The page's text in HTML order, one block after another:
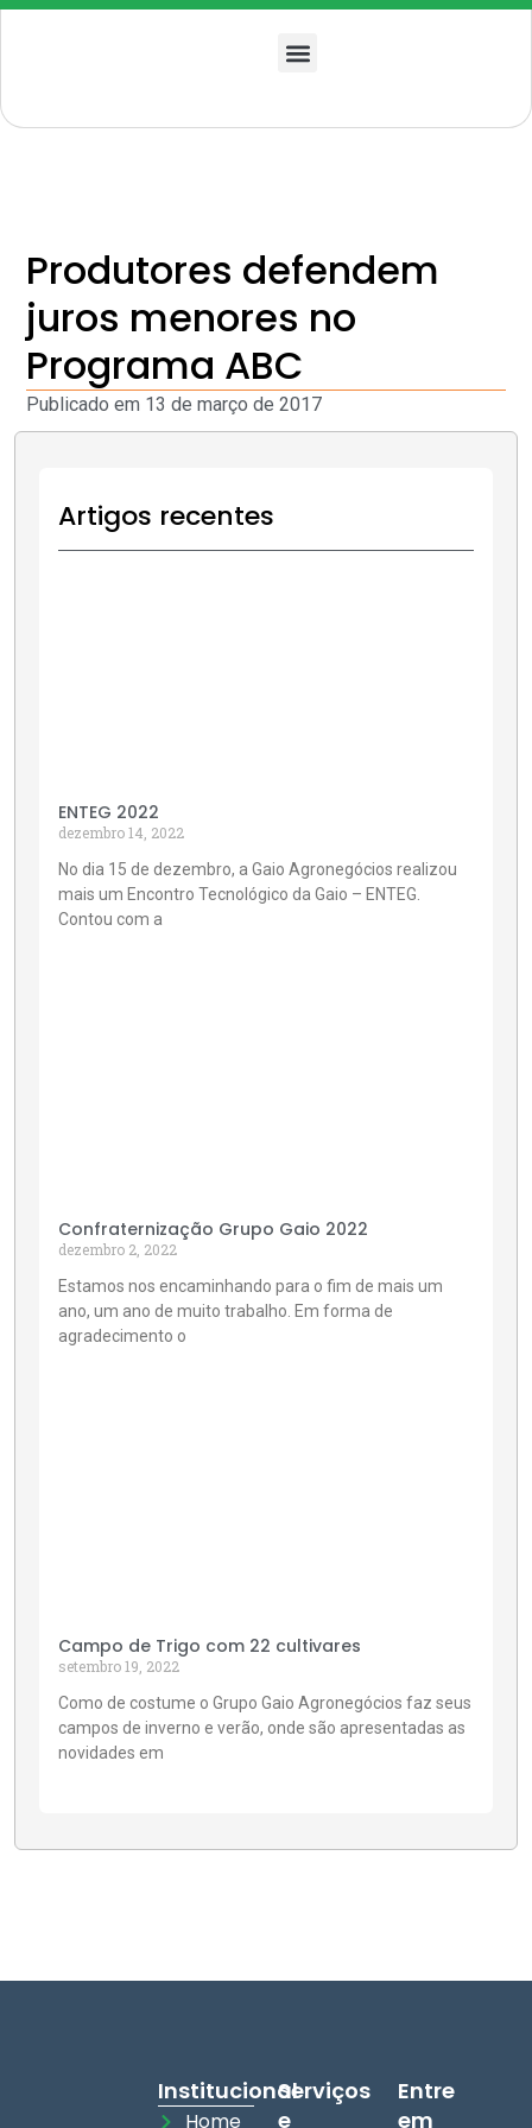
Produtores defendem
juros menores no
Programa ABC
Publicado em 13 de março de 2017
Artigos recentes
ENTEG 2022
dezembro 14, 2022
No dia 15 de dezembro, a Gaio Agronegócios realizou
mais um Encontro Tecnológico da Gaio – ENTEG.
Contou com a
Confraternização Grupo Gaio 2022
dezembro 2, 2022
Estamos nos encaminhando para o fim de mais um
ano, um ano de muito trabalho. Em forma de
agradecimento o
Campo de Trigo com 22 cultivares
setembro 19, 2022
Como de costume o Grupo Gaio Agronegócios faz seus
campos de inverno e verão, onde são apresentadas as
novidades em
Institucional
Home
Serviços
e
Entre
em